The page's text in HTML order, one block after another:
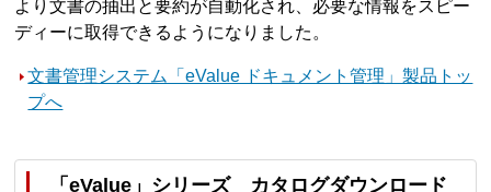
より文書の抽出と要約が自動化され、必要な情報をスピー
ディーに取得できるようになりました。
文書管理システム「eValue ドキュメント管理」製品トッ
プへ
「eValue」シリーズ カタログダウンロード